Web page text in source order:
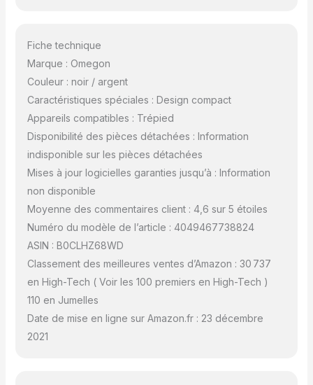
Fiche technique
Marque : Omegon
Couleur : noir / argent
Caractéristiques spéciales : Design compact
Appareils compatibles : Trépied
Disponibilité des pièces détachées : Information
indisponible sur les pièces détachées
Mises à jour logicielles garanties jusqu’à : Information
non disponible
Moyenne des commentaires client : 4,6 sur 5 étoiles
Numéro du modèle de l’article : 4049467738824
ASIN : B0CLHZ68WD
Classement des meilleures ventes d’Amazon : 30 737
en High-Tech ( Voir les 100 premiers en High-Tech )
110 en Jumelles
Date de mise en ligne sur Amazon.fr : 23 décembre
2021